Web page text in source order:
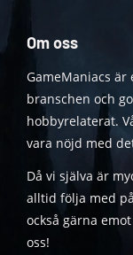
Om oss
GameManiacs är
branschen och
hobbyrelaterat.
vara nöjd med
Då vi själva är
alltid följa med
också gärna
oss!